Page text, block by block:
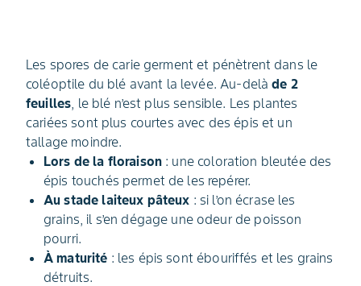
Les spores de carie germent et pénètrent dans le
coléoptile du blé avant la levée. Au-delàde 2
feuilles, le blé n’est plus sensible. Les plantes
cariées sont plus courtes avec des épis et un
tallage moindre.
Lors de la floraison : une coloration bleutée des
épis touchés permet de les repérer.
Au stade laiteux pâteux : si l’on écrase les
grains, il s’en dégage une odeur de poisson
pourri.
À maturité : les épis sont ébouriffés et les grains
détruits.